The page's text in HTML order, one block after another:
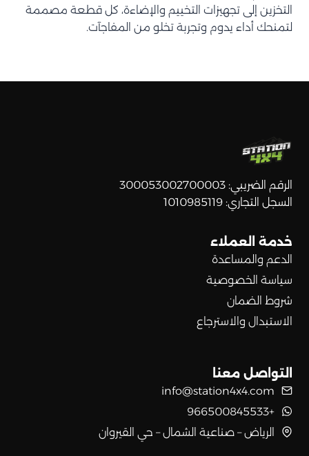
التخزين إلى تجهيزات التخييم والإضاءة، كل قطعة مصممة
لتمنحك أداء يدوم وتجربة تخلو من المفاجآت.
الرقم الضريبي: 300053002700003
السجل التجاري: 1010985119
خدمة العملاء
الدعم والمساعدة
سياسة الخصوصية
شروط الضمان
الاستبدال والاسترجاع
التواصل معنا
info@station4x4.com
+966500845533
الرياض – صناعية الشمال – حي القيروان